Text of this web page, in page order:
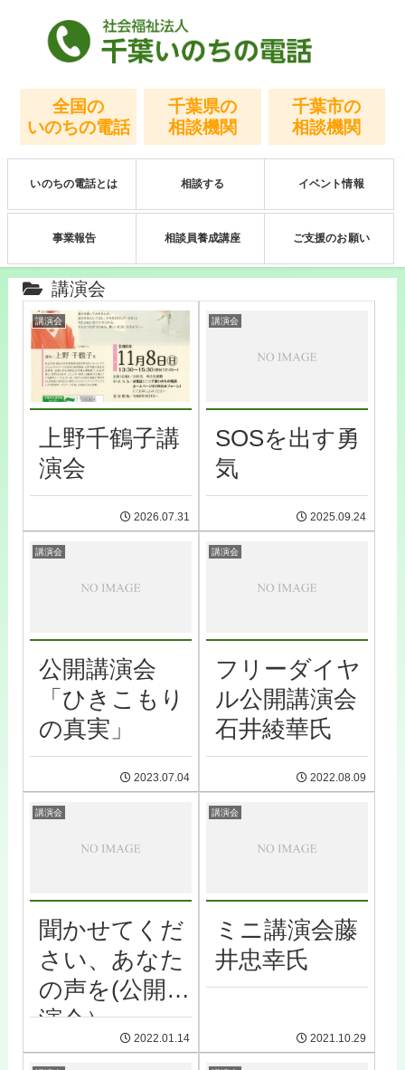
全国の
いのちの電話
千葉県の
相談機関
千葉市の
相談機関
いのちの電話とは 相談する イベント情報
事業報告 相談員養成講座 ご支援のお願い
講演会
講演会
上野千鶴子講
演会
2026.07.31
講演会
SOSを出す勇
気
2025.09.24
講演会
公開講演会
「ひきこもり
の真実」
2023.07.04
講演会
フリーダイヤ
ル公開講演会
石井綾華氏
2022.08.09
講演会
聞かせてくだ
さい、あなた
の声を(公開講
演会）
2022.01.14
講演会
ミニ講演会藤
井忠幸氏
2021.10.29